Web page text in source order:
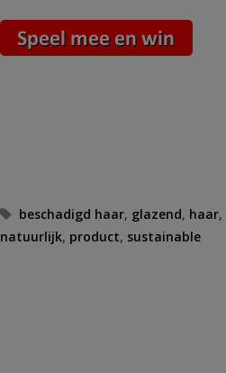
Tags
beschadigd haar, glazend, haar,
natuurlijk, product, sustainable